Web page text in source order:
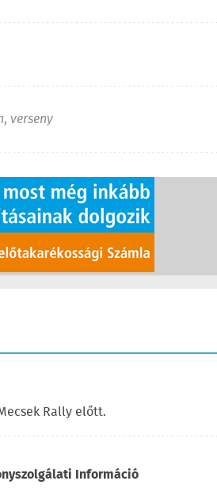
, verseny
Rally előtt.
Információ